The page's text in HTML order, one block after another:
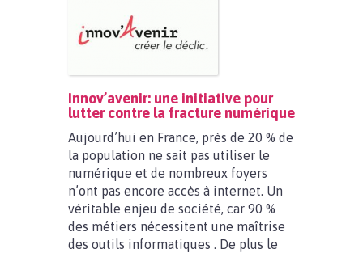
Innov’avenir: une initiative pour
lutter contre la fracture numérique
Aujourd’hui en France, près de 20 % de
la population ne sait pas utiliser le
numérique et de nombreux foyers
n’ont pas encore accès à internet. Un
véritable enjeu de société, car 90 %
des métiers nécessitent une maîtrise
des outils informatiques . De plus le